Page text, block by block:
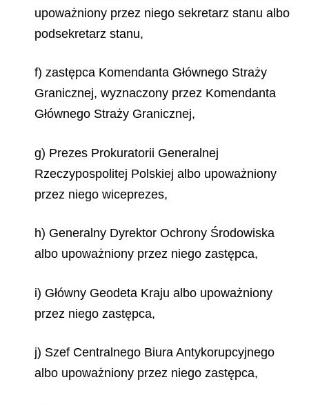
upoważniony przez niego sekretarz stanu albo
podsekretarz stanu,
f) zastępca Komendanta Głównego Straży
Granicznej, wyznaczony przez Komendanta
Głównego Straży Granicznej,
g) Prezes Prokuratorii Generalnej
Rzeczypospolitej Polskiej albo upoważniony
przez niego wiceprezes,
h) Generalny Dyrektor Ochrony Środowiska
albo upoważniony przez niego zastępca,
i) Główny Geodeta Kraju albo upoważniony
przez niego zastępca,
j) Szef Centralnego Biura Antykorupcyjnego
albo upoważniony przez niego zastępca,